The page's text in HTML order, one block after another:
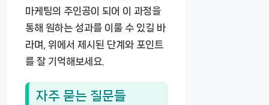
마케팅의 주인공이 되어 이 과정을
통해 원하는 성과를 이룰 수 있길 바
라며, 위에서 제시된 단계와 포인트
를 잘 기억해보세요.
자주 묻는 질문들